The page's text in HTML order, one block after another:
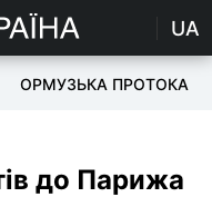
UA
ОРМУЗЬКА ПРОТОКА
до Парижа